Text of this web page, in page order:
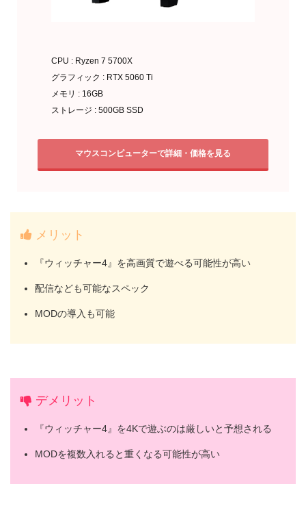
CPU : Ryzen 7 5700X
グラフィック : RTX 5060 Ti
メモリ : 16GB
ストレージ : 500GB SSD
マウスコンピューターで詳細・価格を見る
メリット
『ウィッチャー4』を高画質で遊べる可能性が高い
配信なども可能なスペック
MODの導入も可能
デメリット
『ウィッチャー4』を4Kで遊ぶのは厳しいと予想される
MODを複数入れると重くなる可能性が高い